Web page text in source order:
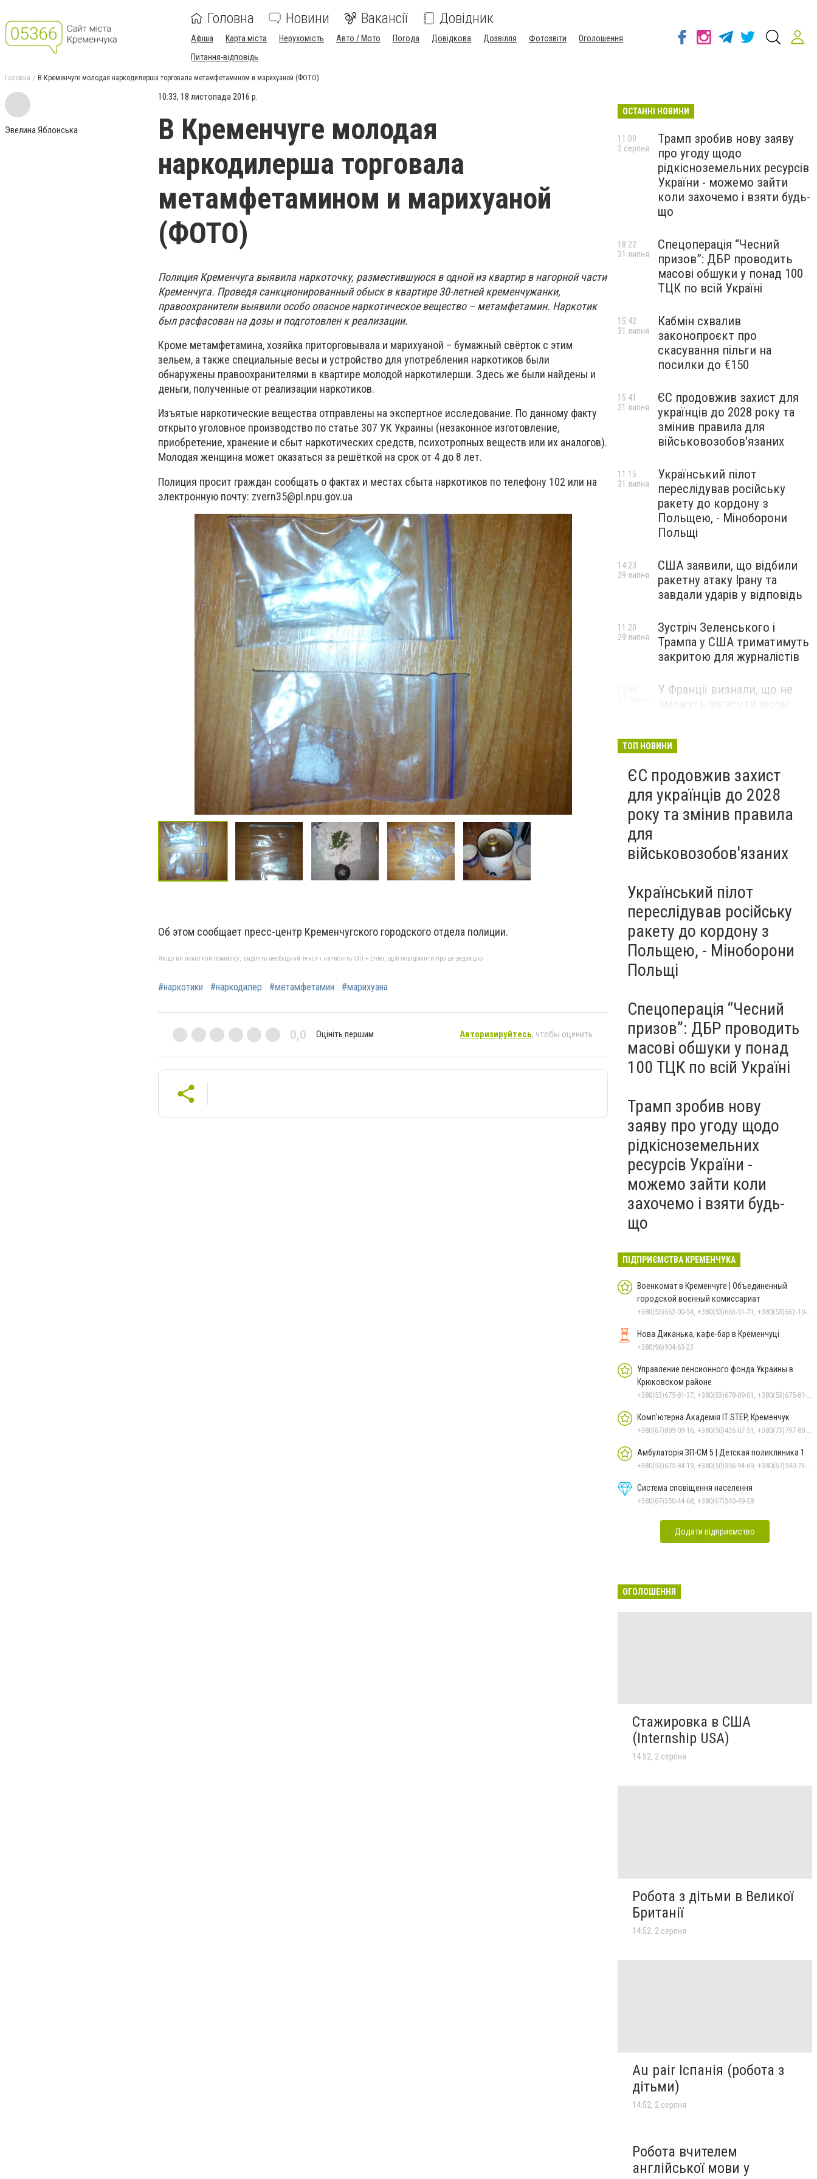
Головна Новини Вакансії Довідник
Афіша Карта міста Нерухомість Авто / Мото Погода Довідкова Дозвілля Фотозвіти
Оголошення
Питання-відповідь
Головна В Кременчуге молодая наркодилерша торговала метамфетамином и марихуаной (ФОТО)
Эвелина Яблонська
10:33, 18 листопада 2016 р.
В Кременчуге молодая
наркодилерша торговала
метамфетамином и марихуаной
(ФОТО)
Полиция Кременчуга выявила наркоточку, разместившуюся в одной из квартир в нагорной части
Кременчуга. Проведя санкционированный обыск в квартире 30-летней кременчужанки,
правоохранители выявили особо опасное наркотическое вещество – метамфетамин. Наркотик
был расфасован на дозы и подготовлен к реализации.
Кроме метамфетамина, хозяйка приторговывала и марихуаной – бумажный свёрток с этим
зельем, а также специальные весы и устройство для употребления наркотиков были
обнаружены правоохранителями в квартире молодой наркотилерши. Здесь же были найдены и
деньги, полученные от реализации наркотиков.
Изъятые наркотические вещества отправлены на экспертное исследование. По данному факту
открыто уголовное производство по статье 307 УК Украины (незаконное изготовление,
приобретение, хранение и сбыт наркотических средств, психотропных веществ или их аналогов).
Молодая женщина может оказаться за решёткой на срок от 4 до 8 лет.
Полиция просит граждан сообщать о фактах и местах сбыта наркотиков по телефону 102 или на
электронную почту: zvern35@pl.npu.gov.ua
Об этом сообщает пресс-центр Кременчугского городского отдела полиции.
Якщо ви помітили помилку, виділіть необхідний текст і натисніть Ctrl + Enter, щоб повідомити про це редакцію
#наркотики #наркодилер #метамфетамин #марихуана
0,0 Оцініть першим Авторизируйтесь, чтобы оценить
ОСТАННІ НОВИНИ
Трамп зробив нову заяву
про угоду щодо
рідкісноземельних ресурсів
України - можемо зайти
коли захочемо і взяти будь-
що
11:00
2 серпня
Спецоперація “Чесний
призов”: ДБР проводить
масові обшуки у понад 100
ТЦК по всій Україні
18:22
31 липня
Кабмін схвалив
законопроєкт про
скасування пільги на
посилки до €150
15:42
31 липня
ЄС продовжив захист для
українців до 2028 року та
змінив правила для
військовозобов'язаних
15:41
31 липня
Український пілот
переслідував російську
ракету до кордону з
Польщею, - Міноборони
Польщі
11:15
31 липня
США заявили, що відбили
ракетну атаку Ірану та
завдали ударів у відповідь
14:23
29 липня
Зустріч Зеленського і
Трампа у США триматимуть
закритою для журналістів
11:20
29 липня
У Франції визнали, що не
ТОП НОВИНИ
ЄС продовжив захист
для українців до 2028
року та змінив правила
для
військовозобов'язаних
Український пілот
переслідував російську
ракету до кордону з
Польщею, - Міноборони
Польщі
Спецоперація “Чесний
призов”: ДБР проводить
масові обшуки у понад
100 ТЦК по всій Україні
Трамп зробив нову
заяву про угоду щодо
рідкісноземельних
ресурсів України -
можемо зайти коли
захочемо і взяти будь-
що
ПІДПРИЄМСТВА КРЕМЕНЧУКА
Военкомат в Кременчуге | Объединенный
городской военный комиссариат
+380(53)662-00-54, +380(53)663-51-71, +380(53)662-10-35
Нова Диканька, кафе-бар в Кременчуці
+380(96)904-63-23
Управление пенсионного фонда Украины в
Крюковском районе
+380(53)675-81-37, +380(53)678-09-01, +380(53)675-81-32, +380(53)675-81-40, +380(53)675-81-33, +380(53)675-81-38, +380(53)675-81-31, +380(53)678-08-87
Комп'ютерна Академія IT STEP, Кременчук
+380(67)899-09-16, +380(50)426-07-51, +380(73)797-88-17
Амбулаторія ЗП-СМ 5 | Детская поликлиника 1
+380(53)675-84-19, +380(50)356-94-69, +380(67)540-73-87
Система сповіщення населення
+380(67)350-44-68, +380(67)340-49-59
Додати підприємство
ОГОЛОШЕННЯ
Стажировка в США
(Internship USA)
14:52, 2 серпня
Робота з дітьми в Великої
Британії
14:52, 2 серпня
Au pair Іспанія (робота з
дітьми)
14:52, 2 серпня
Робота вчителем
англійської мови у